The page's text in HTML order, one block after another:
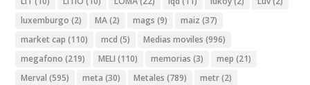
luxemburgo (2) MA(2) mags (9) maiz (37)
market cap (110) mcd (5) Medias moviles (996)
megafono (219) MELI (110) memorias (3) mep (21)
Merval (595) meta (30) Metales (789) metr(2)